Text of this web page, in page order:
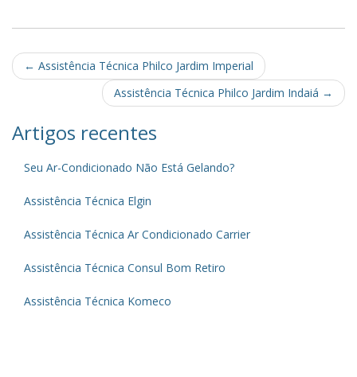
Post
navigation
← Assistência Técnica Philco Jardim Imperial
Assistência Técnica Philco Jardim Indaiá →
Artigos recentes
Seu Ar-Condicionado Não Está Gelando?
Assistência Técnica Elgin
Assistência Técnica Ar Condicionado Carrier
Assistência Técnica Consul Bom Retiro
Assistência Técnica Komeco